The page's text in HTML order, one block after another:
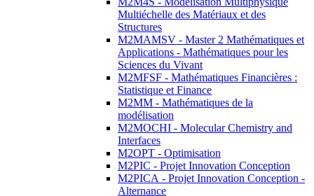
Multiéchelle des Matériaux et des
Structures
M2MAMSV - Master 2 Mathématiques et
Applications - Mathématiques pour les
Sciences du Vivant
M2MFSF - Mathématiques Financières :
Statistique et Finance
M2MM - Mathématiques de la
modélisation
M2MOCHI - Molecular Chemistry and
Interfaces
M2OPT - Optimisation
M2PIC - Projet Innovation Conception
M2PICA - Projet Innovation Conception -
Alternance